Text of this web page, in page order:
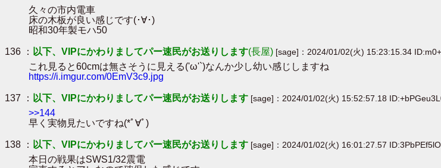
久々の市内電車
床の木板が良い感じです(･∀･)
昭和30年製モハ50
136 ： 以下、VIPにかわりましてパー速民がお送りします(長屋) [sage]：2024/01/02(火) 15:23:15.34
これ見ると60cmは無さそうに見える('ω'`)なんか少し幼い感じしますね
https://i.imgur.com/0EmV3c9.jpg
137 ： 以下、VIPにかわりましてパー速民がお送りします [sage]：2024/01/02(火) 15:52:57.18
>>144
早く実物見たいですね(*ﾟ∀ﾟ)
138 ： 以下、VIPにかわりましてパー速民がお送りします [sage]：2024/01/02(火) 16:01:27.57 ID:3PbPEf5lO
本日の戦果はSWS1/32震電